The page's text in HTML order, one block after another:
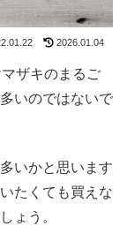
2026.01.04
ザキのまるご
いのではないで
いかと思います
たくても買えな
ょう。